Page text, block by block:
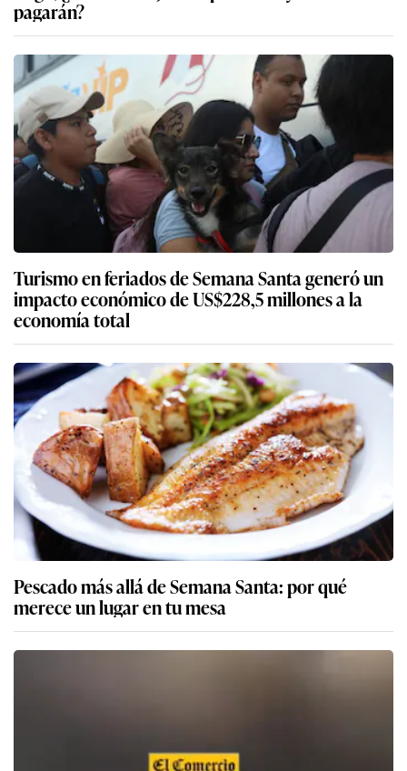
pagarán?
Turismo en feriados de Semana Santa generó un
impacto económico de US$228,5 millones a la
economía total
Pescado más allá de Semana Santa: por qué
merece un lugar en tu mesa